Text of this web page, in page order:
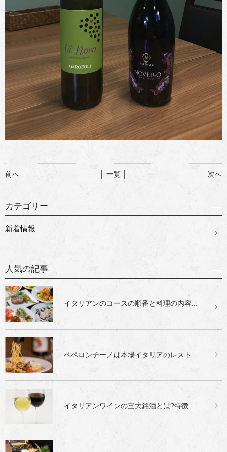
前へ 次へ
│ 一覧 │
カテゴリー
新着情報
人気の記事
イタリアンのコースの順番と料理の内容...
ペペロンチーノは本場イタリアのレスト...
イタリアンワインの三大銘酒とは?特徴...